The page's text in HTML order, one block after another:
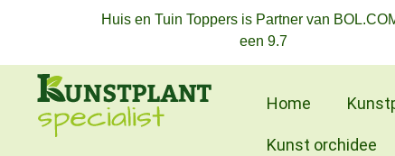
Huis en Tuin Toppers is Partner van
een 9.7
Home
Kunst orchidee